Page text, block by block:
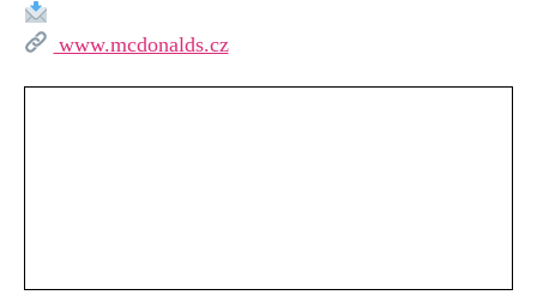
www.mcdonalds.cz